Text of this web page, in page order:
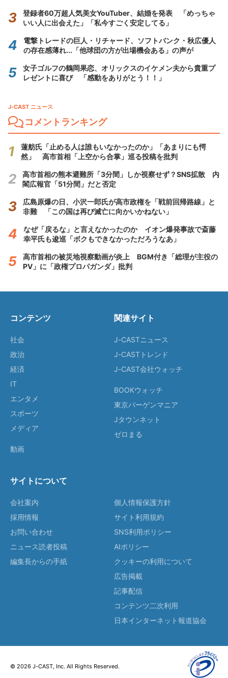
登録者60万超人気美女YouTuber、結婚を発表 「めっちゃ
いい人に出会えた」「私今すごく安定してる」
電撃トレードの巨人・リチャード、ソフトバンク・秋広優人
の存在感薄れ...「他球団の方が出場機会ある」の声が
女子ゴルフの鶴岡果恋、オリックスのイケメン夫から貴重プ
レゼントに喜び 「感動をありがとう！！」
J-CAST ニュース
コメントランキング
蓮舫氏「止める人は誰もいなかったのか」「あまりにも愕
然」 高市首相「上空から合掌」巡る投稿を批判
高市首相の熊本避難所「3分間」しか視察せず？SNS拡散 内
閣広報官「51分間」だと否定
広島原爆の日、小沢一郎氏が高市政権を「戦前回帰路線」と
非難 「この国は再び滅亡に向かいかねない」
なぜ「戻るな」と言えなかったのか イオン爆発事故で斎藤
幸平氏も逡巡「ボクもできなかっただろうなあ」
高市首相の被災地視察動画が炎上 BGM付き「総理が主役の
PV」に「政権プロパガンダ」批判
コンテンツ
社会
政治
経済
IT
エンタメ
スポーツ
メディア
動画
関連サイト
J-CASTニュース
J-CASTトレンド
J-CAST会社ウォッチ
BOOKウォッチ
東京バーゲンマニア
Jタウンネット
ゼロまる
サイトについて
会社案内
採用情報
お問い合わせ
ニュース読者投稿
編集長からの手紙
個人情報保護方針
サイト利用規約
SNS利用ポリシー
AIポリシー
クッキーの利用について
広告掲載
記事配信
コンテンツ二次利用
日本インターネット報道協会
© 2026 J-CAST, Inc. All Rights Reserved.